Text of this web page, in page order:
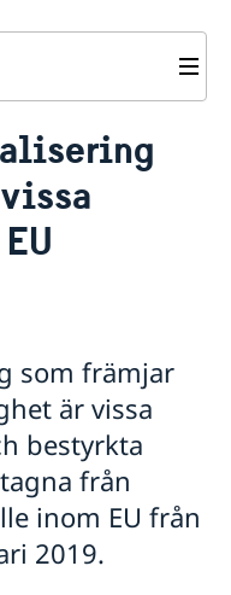
i Österrike
i
som främjar
är vissa
bestyrkta
från
inom EU från
2019.